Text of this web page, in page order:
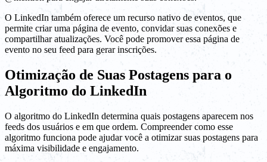
O LinkedIn também oferece um recurso nativo de eventos, que
permite criar uma página de evento, convidar suas conexões e
compartilhar atualizações. Você pode promover essa página de
evento no seu feed para gerar inscrições.
Otimização de Suas Postagens para o
Algoritmo do LinkedIn
O algoritmo do LinkedIn determina quais postagens aparecem nos
feeds dos usuários e em que ordem. Compreender como esse
algoritmo funciona pode ajudar você a otimizar suas postagens para
máxima visibilidade e engajamento.